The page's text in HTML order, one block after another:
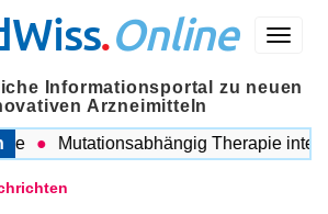
Menü
.Online
Informationsportal zu neuen
Arzneimitteln
Mutationsabhängig Therapie